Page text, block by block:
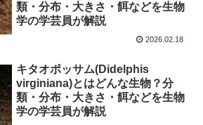
類・分布・大きさ・餌などを生物
学の学芸員が解説
2026.02.18
キタオポッサム(Didelphis
virginiana)とはどんな生物？分
類・分布・大きさ・餌などを生物
学の学芸員が解説